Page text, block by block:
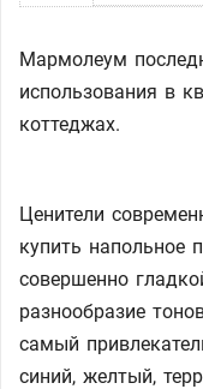
Мармолеум
использования в
коттеджах.
Ценители
купить напольное
совершенно
разнообразие
самый
синий, желтый,